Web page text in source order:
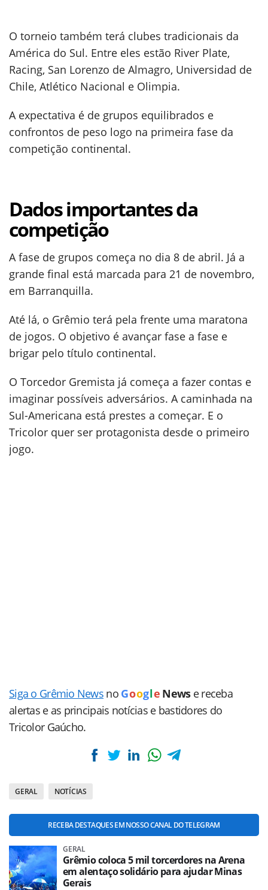
O torneio também terá clubes tradicionais da
América do Sul. Entre eles estão River Plate,
Racing, San Lorenzo de Almagro, Universidad de
Chile, Atlético Nacional e Olimpia.
A expectativa é de grupos equilibrados e
confrontos de peso logo na primeira fase da
competição continental.
Dados importantes da
competição
A fase de grupos começa no dia 8 de abril. Já a
grande final está marcada para 21 de novembro,
em Barranquilla.
Até lá, o Grêmio terá pela frente uma maratona
de jogos. O objetivo é avançar fase a fase e
brigar pelo título continental.
O Torcedor Gremista já começa a fazer contas e
imaginar possíveis adversários. A caminhada na
Sul-Americana está prestes a começar. E o
Tricolor quer ser protagonista desde o primeiro
jogo.
Siga o Grêmio News no Goog le News e receba
alertas e as principais notícias e bastidores do
Tricolor Gaúcho.
GERAL NOTÍCIAS
RECEBA DESTAQUES EM NOSSO CANAL DO TELEGRAM
GERAL
Grêmio coloca 5 mil torcerdores na Arena
em alentaço solidário para ajudar Minas
Gerais